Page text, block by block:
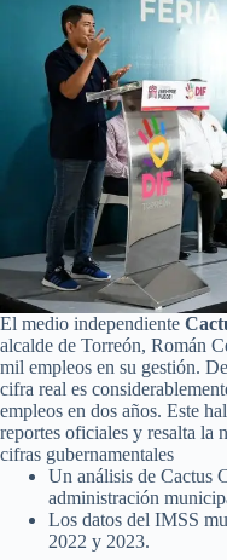
El medio independiente
alcalde de Torreón, Román
mil empleos en su gestión.
cifra real es
empleos en dos años. Este
reportes oficiales y resalta la
cifras gubernamentales​
Un análisis de Cactus
administración
Los datos del IMSS
2022 y 2023.